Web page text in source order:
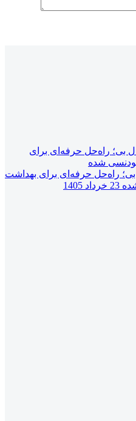
راه‌حل حرفه‌ای برای بهداشت
23 خرداد 1405